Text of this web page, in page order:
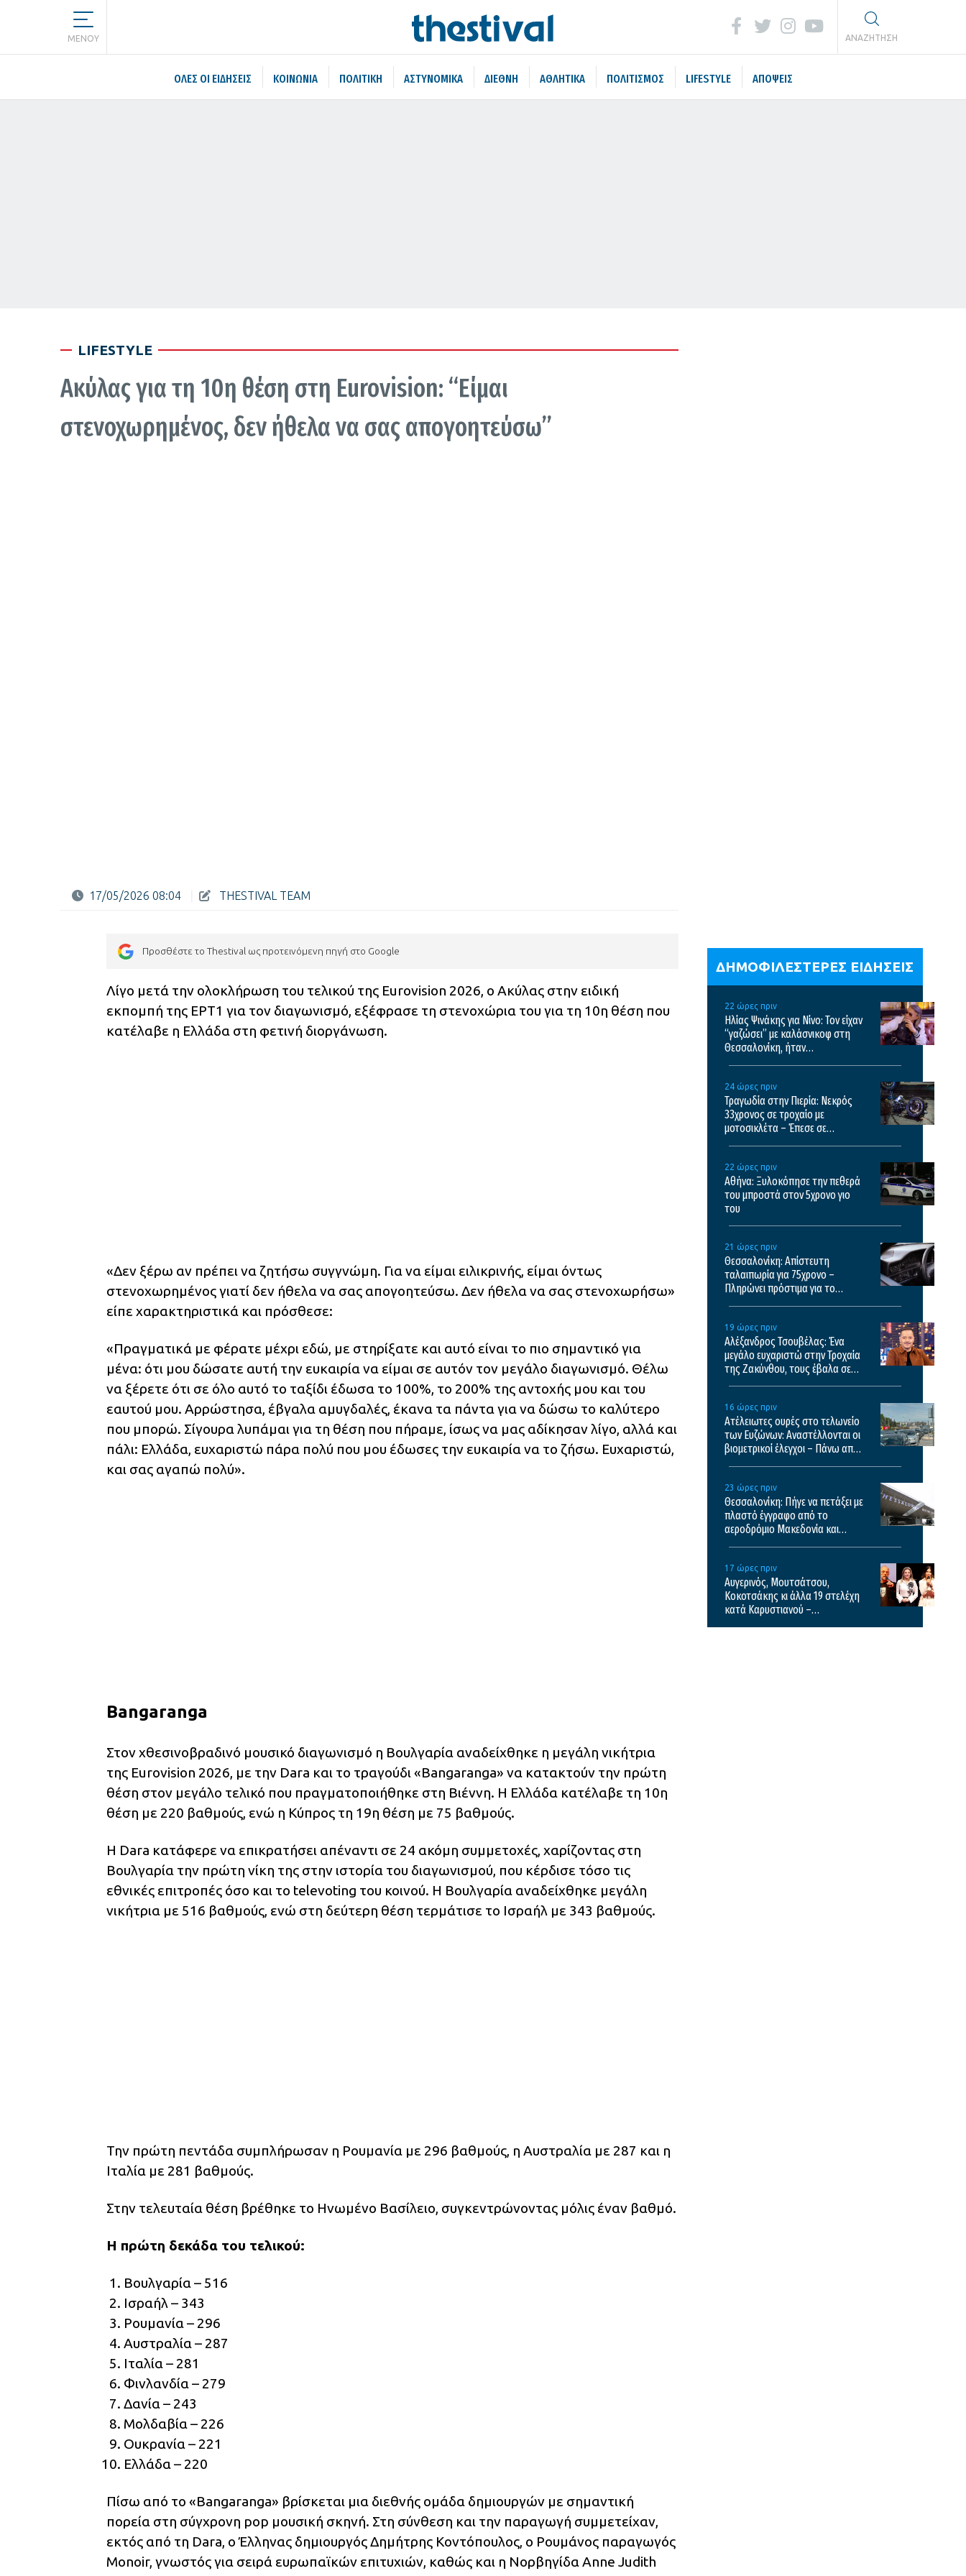
MENOY ΑΝΑΖΗΤΗΣΗ
ΌΛΕΣ ΟΙ ΕΙΔΉΣΕΙΣ ΚΟΙΝΩΝΙΑ ΠΟΛΙΤΙΚΗ ΑΣΤΥΝΟΜΙΚΑ ΔΙΕΘΝΗ ΑΘΛΗΤΙΚΑ ΠΟΛΙΤΙΣΜΟΣ LIFESTYLE ΑΠΟΨΕΙΣ
LIFESTYLE
Ακύλας για τη 10η θέση στη Eurovision: “Είμαι
στενοχωρημένος, δεν ήθελα να σας απογοητεύσω”
17/05/2026 08:04 THESTIVAL TEAM
Προσθέστε το Thestival ως προτεινόμενη πηγή στο Google
Λίγο μετά την ολοκλήρωση του τελικού της Eurovision 2026, ο Ακύλας στην ειδική
εκπομπή της ΕΡΤ1 για τον διαγωνισμό, εξέφρασε τη στενοχώρια του για τη 10η θέση που
κατέλαβε η Ελλάδα στη φετινή διοργάνωση.
«Δεν ξέρω αν πρέπει να ζητήσω συγγνώμη. Για να είμαι ειλικρινής, είμαι όντως
στενοχωρημένος γιατί δεν ήθελα να σας απογοητεύσω. Δεν ήθελα να σας στενοχωρήσω»
είπε χαρακτηριστικά και πρόσθεσε:
«Πραγματικά με φέρατε μέχρι εδώ, με στηρίξατε και αυτό είναι το πιο σημαντικό για
μένα: ότι μου δώσατε αυτή την ευκαιρία να είμαι σε αυτόν τον μεγάλο διαγωνισμό. Θέλω
να ξέρετε ότι σε όλο αυτό το ταξίδι έδωσα το 100%, το 200% της αντοχής μου και του
εαυτού μου. Αρρώστησα, έβγαλα αμυγδαλές, έκανα τα πάντα για να δώσω το καλύτερο
που μπορώ. Σίγουρα λυπάμαι για τη θέση που πήραμε, ίσως να μας αδίκησαν λίγο, αλλά και
πάλι: Ελλάδα, ευχαριστώ πάρα πολύ που μου έδωσες την ευκαιρία να το ζήσω. Ευχαριστώ,
και σας αγαπώ πολύ».
Bangaranga
Στον χθεσινοβραδινό μουσικό διαγωνισμό η Βουλγαρία αναδείχθηκε η μεγάλη νικήτρια
της Eurovision 2026, με την Dara και το τραγούδι «Bangaranga» να κατακτούν την πρώτη
θέση στον μεγάλο τελικό που πραγματοποιήθηκε στη Βιέννη. Η Ελλάδα κατέλαβε τη 10η
θέση με 220 βαθμούς, ενώ η Κύπρος τη 19η θέση με 75 βαθμούς.
Η Dara κατάφερε να επικρατήσει απέναντι σε 24 ακόμη συμμετοχές, χαρίζοντας στη
Βουλγαρία την πρώτη νίκη της στην ιστορία του διαγωνισμού, που κέρδισε τόσο τις
εθνικές επιτροπές όσο και το televoting του κοινού. Η Βουλγαρία αναδείχθηκε μεγάλη
νικήτρια με 516 βαθμούς, ενώ στη δεύτερη θέση τερμάτισε το Ισραήλ με 343 βαθμούς.
Την πρώτη πεντάδα συμπλήρωσαν η Ρουμανία με 296 βαθμούς, η Αυστραλία με 287 και η
Ιταλία με 281 βαθμούς.
Στην τελευταία θέση βρέθηκε το Ηνωμένο Βασίλειο, συγκεντρώνοντας μόλις έναν βαθμό.
Η πρώτη δεκάδα του τελικού:
Βουλγαρία – 516
Ισραήλ – 343
Ρουμανία – 296
Αυστραλία – 287
Ιταλία – 281
Φινλανδία – 279
Δανία – 243
Μολδαβία – 226
Ουκρανία – 221
Ελλάδα – 220
Πίσω από το «Bangaranga» βρίσκεται μια διεθνής ομάδα δημιουργών με σημαντική
πορεία στη σύγχρονη pop μουσική σκηνή. Στη σύνθεση και την παραγωγή συμμετείχαν,
εκτός από τη Dara, ο Έλληνας δημιουργός Δημήτρης Κοντόπουλος, ο Ρουμάνος παραγωγός
Monoir, γνωστός για σειρά ευρωπαϊκών επιτυχιών, καθώς και η Νορβηγίδα Anne Judith
ΔΗΜΟΦΙΛΕΣΤΕΡΕΣ ΕΙΔΗΣΕΙΣ
22 ώρες πριν
Ηλίας Ψινάκης για Νίνο: Τον είχαν
“γαζώσει” με καλάσνικοφ στη
Θεσσαλονίκη, ήταν
24 ώρες πριν
Τραγωδία στην Πιερία: Νεκρός
33χρονος σε τροχαίο με
μοτοσικλέτα – Έπεσε σε
22 ώρες πριν
Αθήνα: Ξυλοκόπησε την πεθερά
του μπροστά στον 5χρονο γιο
του
21 ώρες πριν
Θεσσαλονίκη: Απίστευτη
ταλαιπωρία για 75χρονο –
Πληρώνει πρόστιμα για το
19 ώρες πριν
Αλέξανδρος Τσουβέλας: Ένα
μεγάλο ευχαριστώ στην Τροχαία
της Ζακύνθου, τους έβαλα σε
16 ώρες πριν
Ατέλειωτες ουρές στο τελωνείο
των Ευζώνων: Αναστέλλονται οι
βιομετρικοί έλεγχοι – Πάνω από
23 ώρες πριν
Θεσσαλονίκη: Πήγε να πετάξει με
πλαστό έγγραφο από το
αεροδρόμιο Μακεδονία και
17 ώρες πριν
Αυγερινός, Μουτσάτσου,
Κοκοτσάκης κι άλλα 19 στελέχη
κατά Καρυστιανού –